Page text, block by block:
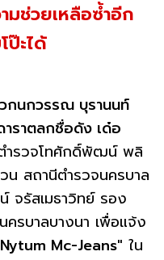
มช่วยเหลือซ้ำอีก
ะได้
กนกวรรณ บุรานนท์
ราตลกชื่อดัง เด๋อ
ำรวจโทศักดิ์พัฒน์ พลิ
น สถานีตำรวจนครบาล
จรัสเมธาวิทย์ รอง
รบาลบางนา เพื่อแจ้ง
Mc-Jeans" ใน